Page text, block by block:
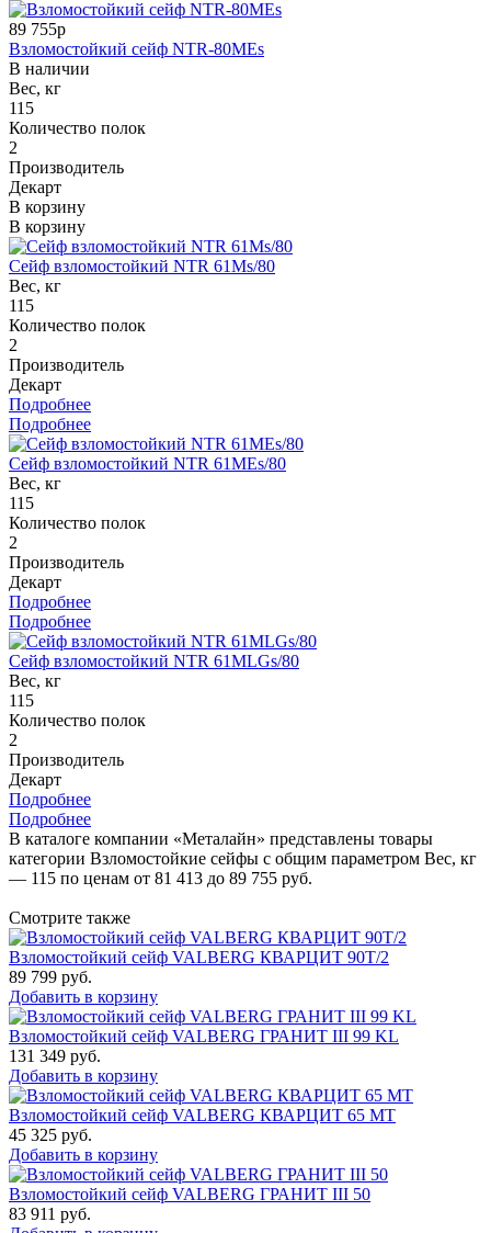
89 755р
Взломостойкий сейф NTR-80МEs
В наличии
Вес, кг
115
Количество полок
2
Производитель
Декарт
В корзину
В корзину
Сейф взломостойкий NTR 61Ms/80
Вес, кг
115
Количество полок
2
Производитель
Декарт
Подробнее
Подробнее
Сейф взломостойкий NTR 61MEs/80
Вес, кг
115
Количество полок
2
Производитель
Декарт
Подробнее
Подробнее
Сейф взломостойкий NTR 61MLGs/80
Вес, кг
115
Количество полок
2
Производитель
Декарт
Подробнее
Подробнее
В каталоге компании «Металайн» представлены товары
категории Взломостойкие сейфы с общим параметром Вес, кг
— 115 по ценам от 81 413 до 89 755 руб.
Смотрите также
Взломостойкий сейф VALBERG КВАРЦИТ 90Т/2
89 799 руб.
Добавить в корзину
Взломостойкий сейф VALBERG ГРАНИТ III 99 KL
131 349 руб.
Добавить в корзину
Взломостойкий сейф VALBERG КВАРЦИТ 65 МТ
45 325 руб.
Добавить в корзину
Взломостойкий сейф VALBERG ГРАНИТ III 50
83 911 руб.